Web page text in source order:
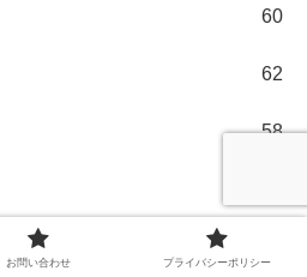
60
62
58
お問い合わせ プライバシーポリシー